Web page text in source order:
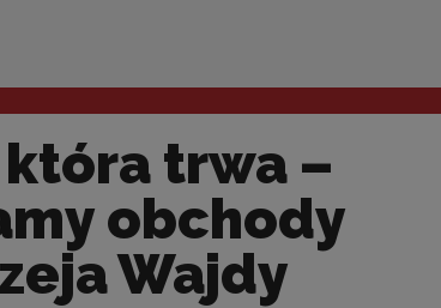
która trwa –
obchody
Wajdy